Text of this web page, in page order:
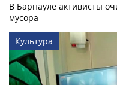
В Барнауле активисты
мусора
Культура